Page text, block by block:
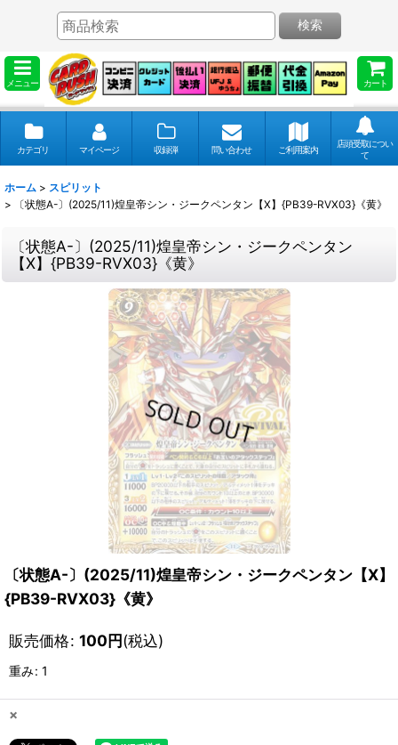
メニュー カート
検索
カテゴリ マイページ 収録弾 問い合わせ ご利用案内
店頭受取につい
て
ホーム > スピリット
>
〔状態A-〕(2025/11)煌皇帝シン・ジークペンタン【X】{PB39-RVX03}《黄》
〔状態A-〕(2025/11)煌皇帝シン・ジークペンタン
【X】{PB39-RVX03}《黄》
〔状態A-〕(2025/11)煌皇帝シン・ジークペンタン【X】
{PB39-RVX03}《黄》
販売価格: 100円(税込)
重み: 1
×